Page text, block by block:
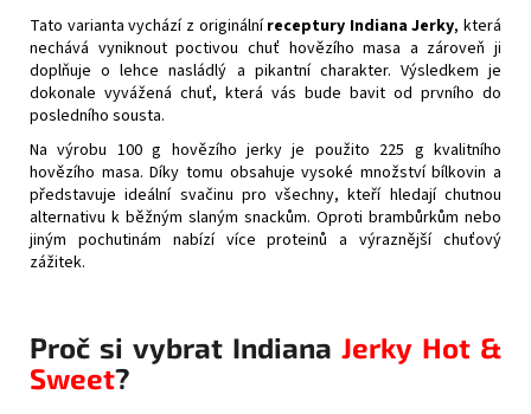
Tato varianta vychází z originálníreceptury Indiana Jerky, která
nechává vyniknout poctivou chuť hovězího masa a zároveň ji
doplňuje o lehce nasládlý a pikantní charakter. Výsledkem je
dokonale vyvážená chuť, která vás bude bavit od prvního do
posledního sousta.
Na výrobu 100 g hovězího jerky je použito 225 g kvalitního
hovězího masa. Díky tomu obsahuje vysoké množství bílkovin a
představuje ideální svačinu pro všechny, kteří hledají chutnou
alternativu k běžným slaným snackům. Oproti brambůrkům nebo
jiným pochutinám nabízí více proteinů a výraznější chuťový
zážitek.
Proč si vybrat IndianaJerky Hot &
Sweet?